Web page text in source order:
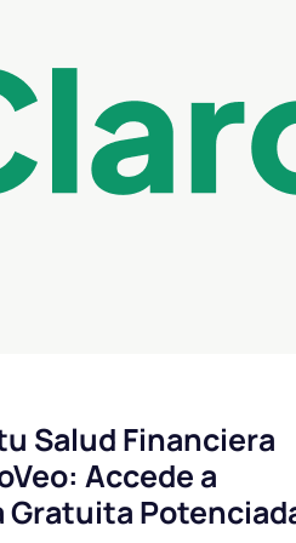
Salud Financiera
Accede a
Gratuita